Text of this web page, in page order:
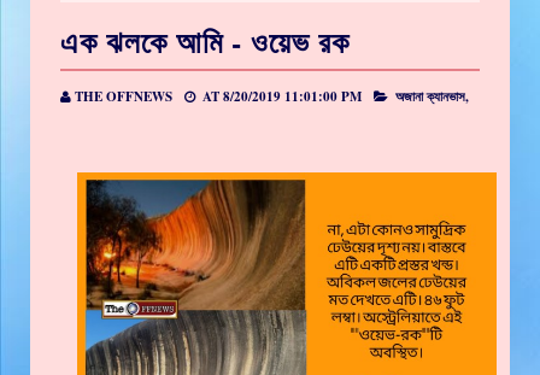
এক ঝলকে আমি - ওয়েভ রক
THE OFFNEWS AT8/20/2019 11:01:00 PM অজানা ক্যানভাস,